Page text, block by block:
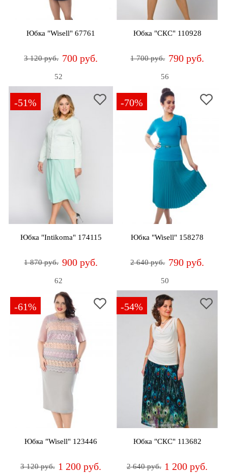
пляжа
Юбка "Wisell" 67761
3 120 руб. 700 руб.
52
Юбка "СКС" 110928
1 700 руб. 790 руб.
56
-51%
Юбка "Intikoma" 174115
1 870 руб. 900 руб.
62
-70%
Юбка "Wisell" 158278
2 640 руб. 790 руб.
50
-61%
Юбка "Wisell" 123446
3 120 руб. 1 200 руб.
-54%
Юбка "СКС" 113682
2 640 руб. 1 200 руб.